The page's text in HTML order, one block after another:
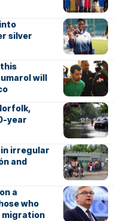
silver
will
year
in irregular
and
a
who